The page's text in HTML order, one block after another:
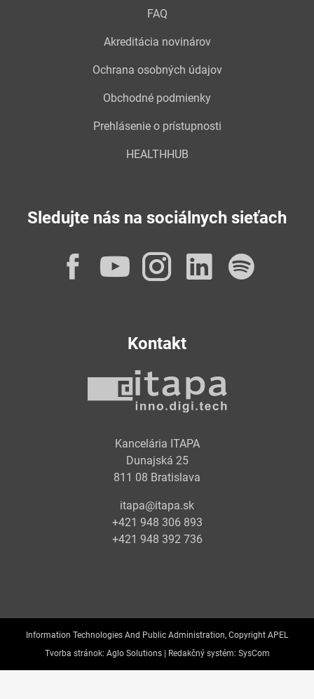
FAQ
Akreditácia novinárov
Ochrana osobných údajov
Obchodné podmienky
Prehlásenie o prístupnosti
HEALTHHUB
Sledujte nás na sociálnych sieťach
Facebook
YouTube
Instagram
Kontakt
Kancelária ITAPA
Dunajská 25
811 08 Bratislava
itapa@itapa.sk
+421 948 306 893
+421 948 392 736
Information Technologies And Public Administration, Copyright APEL
Tvorba stránok: Aglo Solutions | Redakčný systém: SysCom